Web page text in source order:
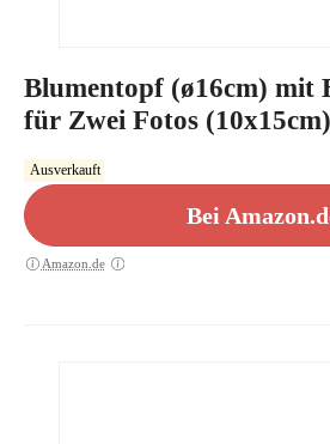
Blumentopf (ø16cm) mit
für Zwei Fotos
Dich lieb
Ausverkauft
Bei
Amazon.de